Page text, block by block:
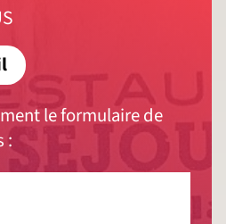
le formulaire de
: